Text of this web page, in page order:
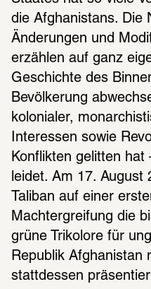
die Afghanistans. Die
Änderungen und
erzählen auf ganz
Geschichte des
Bevölkerung
kolonialer,
Interessen sowie
Konflikten gelitten
leidet. Am 17. August
Taliban auf einer
Machtergreifung die
grüne Trikolore für
Republik Afghanistan
stattdessen